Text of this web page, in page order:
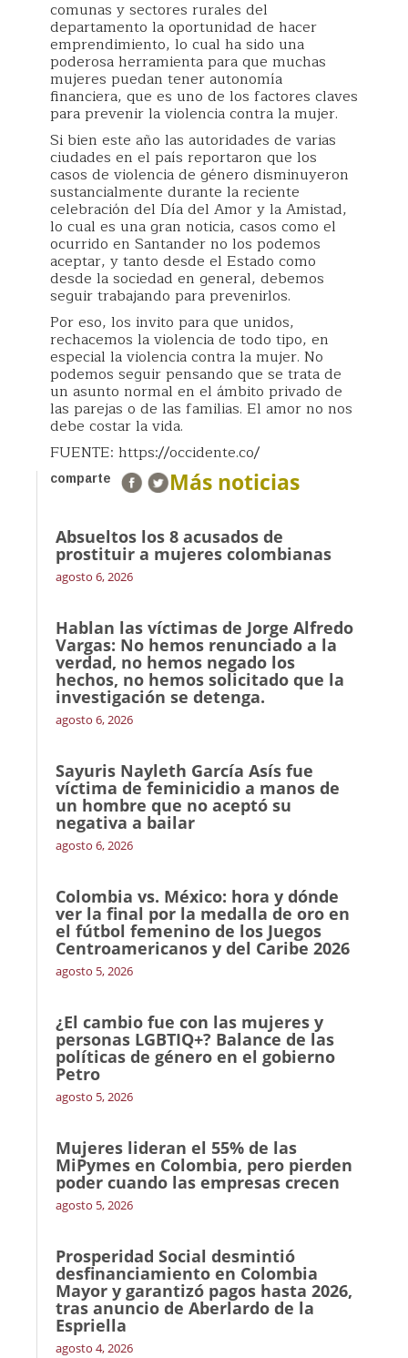
comunas y sectores rurales del
departamento la oportunidad de hacer
emprendimiento, lo cual ha sido una
poderosa herramienta para que muchas
mujeres puedan tener autonomía
financiera, que es uno de los factores claves
para prevenir la violencia contra la mujer.
Si bien este año las autoridades de varias
ciudades en el país reportaron que los
casos de violencia de género disminuyeron
sustancialmente durante la reciente
celebración del Día del Amor y la Amistad,
lo cual es una gran noticia, casos como el
ocurrido en Santander no los podemos
aceptar, y tanto desde el Estado como
desde la sociedad en general, debemos
seguir trabajando para prevenirlos.
Por eso, los invito para que unidos,
rechacemos la violencia de todo tipo, en
especial la violencia contra la mujer. No
podemos seguir pensando que se trata de
un asunto normal en el ámbito privado de
las parejas o de las familias. El amor no nos
debe costar la vida.
FUENTE: https://occidente.co/
comparte Más noticias
Absueltos los 8 acusados de
prostituir a mujeres colombianas
agosto 6, 2026
Hablan las víctimas de Jorge Alfredo
Vargas: No hemos renunciado a la
verdad, no hemos negado los
hechos, no hemos solicitado que la
investigación se detenga.
agosto 6, 2026
Sayuris Nayleth García Asís fue
víctima de feminicidio a manos de
un hombre que no aceptó su
negativa a bailar
agosto 6, 2026
Colombia vs. México: hora y dónde
ver la final por la medalla de oro en
el fútbol femenino de los Juegos
Centroamericanos y del Caribe 2026
agosto 5, 2026
¿El cambio fue con las mujeres y
personas LGBTIQ+? Balance de las
políticas de género en el gobierno
Petro
agosto 5, 2026
Mujeres lideran el 55% de las
MiPymes en Colombia, pero pierden
poder cuando las empresas crecen
agosto 5, 2026
Prosperidad Social desmintió
desfinanciamiento en Colombia
Mayor y garantizó pagos hasta 2026,
tras anuncio de Aberlardo de la
Espriella
agosto 4, 2026